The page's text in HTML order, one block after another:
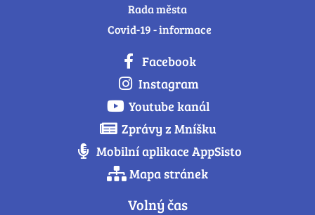
Rada města
Covid-19 - informace
Facebook
Instagram
Youtube kanál
Zprávy z Mníšku
Mobilní aplikace AppSisto
Mapa stránek
Volný čas